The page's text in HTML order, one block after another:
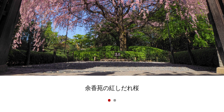
余香苑の紅しだれ桜